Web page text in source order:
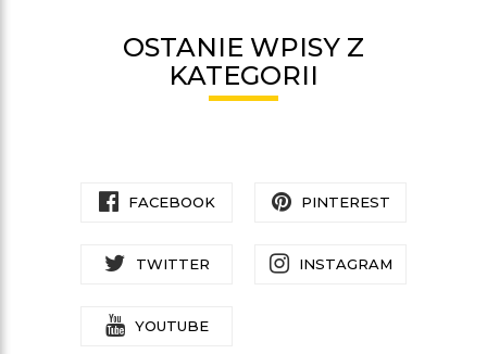
OSTANIE WPISY Z
KATEGORII
FACEBOOK PINTEREST
TWITTER INSTAGRAM
YOUTUBE